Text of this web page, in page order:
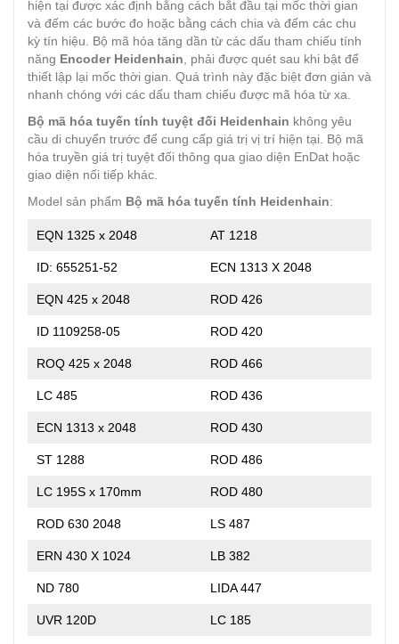
hiện tại được xác định bằng cách bắt đầu tại mốc thời gian
và đếm các bước đo hoặc bằng cách chia và đếm các chu
kỳ tín hiệu. Bộ mã hóa tăng dần từ các dấu tham chiếu tính
năng Encoder Heidenhain , phải được quét sau khi bật để
thiết lập lại mốc thời gian. Quá trình này đặc biệt đơn giản và
nhanh chóng với các dấu tham chiếu được mã hóa từ xa.
Bộ mã hóa tuyến tính tuyệt đối Heidenhain không yêu
cầu di chuyển trước để cung cấp giá trị vị trí hiện tại. Bộ mã
hóa truyền giá trị tuyệt đối thông qua giao diện EnDat hoặc
giao diện nối tiếp khác.
Model sản phẩm Bộ mã hóa tuyến tính Heidenhain:
EQN 1325 x 2048 AT 1218
ID: 655251-52 ECN 1313 X 2048
EQN 425 x 2048 ROD 426
ID 1109258-05 ROD 420
ROQ 425 x 2048 ROD 466
LC 485 ROD 436
ECN 1313 x 2048 ROD 430
ST 1288 ROD 486
LC 195S x 170mm ROD 480
ROD 630 2048 LS 487
ERN 430 X 1024 LB 382
ND 780 LIDA 447
UVR 120D LC 185